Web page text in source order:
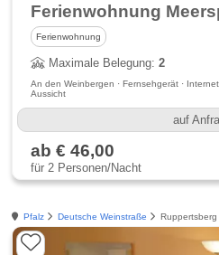
Ferienwohnung
Maximale Belegung:2
An den Weinbergen · Fernsehgerät ·
Aussicht
auf
ab € 46,00
für 2 Personen/Nacht
Pfalz Deutsche Weinstraße Ruppertsberg